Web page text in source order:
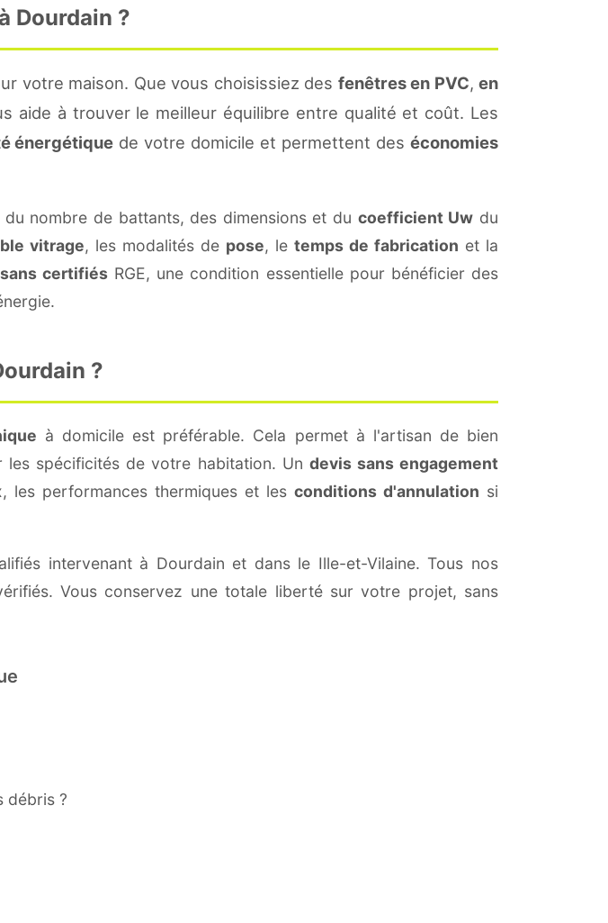
Dourdain ?
votre maison. Que vous choisissiez des fenêtres en PVC,en
aide à trouver le meilleur équilibre entre qualité et coût. Les
énergétique de votre domicile et permettent deséconomies
nombre de battants, des dimensions et du coefficient Uw du
vitrage, les modalités de pose, le temps de fabrication et la
certifiés RGE, une condition essentielle pour bénéficier des
?
à domicile est préférable. Cela permet à l'artisan de bien
spécificités de votre habitation. Un devis sans engagement
les performances thermiques et les conditions d'annulation si
intervenant à Dourdain et dans le Ille-et-Vilaine. Tous nos
Vous conservez une totale liberté sur votre projet, sans
débris ?